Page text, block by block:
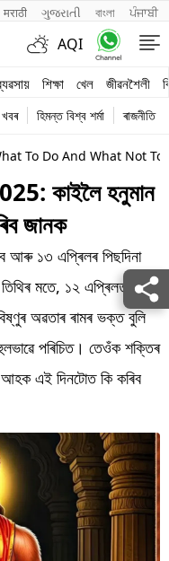
मराठी ગુજરાતી বাংলা ਪੰਜਾਬੀ
AQI
শিক্ষা খেল জীৱনশৈলী
হিমন্ত বিশ্ব শৰ্মা ৰাজনীতি
To Do And What Not
কাইলৈ হনুমান
জানক
আৰু ১৩ এপ্ৰিলৰ পিছদিনা
মতে, ১২ এপ্ৰিলত
অৱতাৰ ৰামৰ ভক্ত বুলি
পৰিচিত। তেওঁক শক্তিৰ
এই দিনটোত কি কৰিব